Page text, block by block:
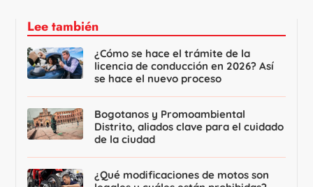
Lee también
¿Cómo se hace el trámite de la
licencia de conducción en 2026? Así
se hace el nuevo proceso
Bogotanos y Promoambiental
Distrito, aliados clave para el cuidado
de la ciudad
¿Qué modificaciones de motos son